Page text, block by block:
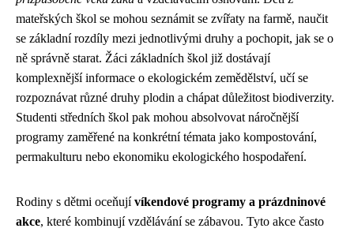
mateřských škol se mohou seznámit se zvířaty na farmě, naučit
se základní rozdíly mezi jednotlivými druhy a pochopit, jak se o
ně správně starat. Žáci základních škol již dostávají
komplexnější informace o ekologickém zemědělství, učí se
rozpoznávat různé druhy plodin a chápat důležitost biodiverzity.
Studenti středních škol pak mohou absolvovat náročnější
programy zaměřené na konkrétní témata jako kompostování,
permakulturu nebo ekonomiku ekologického hospodaření.
Rodiny s dětmi oceňujívíkendové programy a prázdninové
akce, které kombinují vzdělávání se zábavou. Tyto akce často